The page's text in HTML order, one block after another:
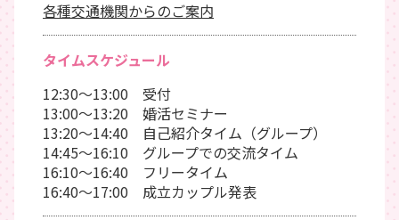
各種交通機関からのご案内
タイムスケジュール
12:30～13:00 受付
13:00～13:20 婚活セミナー
13:20～14:40 自己紹介タイム（グループ）
14:45～16:10 グループでの交流タイム
16:10～16:40 フリータイム
16:40～17:00 成立カップル発表